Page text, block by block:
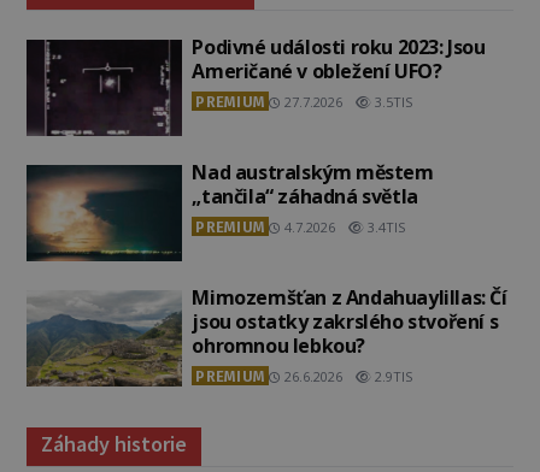
Podivné události roku 2023: Jsou
Američané v obležení UFO?
PREMIUM 27.7.2026 3.5TIS
Nad australským městem
„tančila“ záhadná světla
PREMIUM 4.7.2026 3.4TIS
Mimozemšťan z Andahuaylillas: Čí
jsou ostatky zakrslého stvoření s
ohromnou lebkou?
PREMIUM 26.6.2026 2.9TIS
Záhady historie